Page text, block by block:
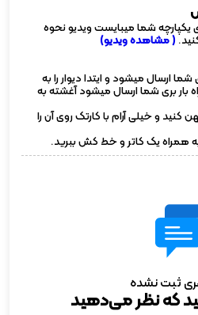
شما میبایست ویدیو نحوه
( مشاهده ویدیو)
ارسال میشود و ایتدا دیوار را به
بری شما ارسال میشود آغشته به
کنید و خیلی آرام با کارتک روی آن را
همراه یک کاتر و خط کش ببرید.
ثبت نشده
که نظر می‌دهید